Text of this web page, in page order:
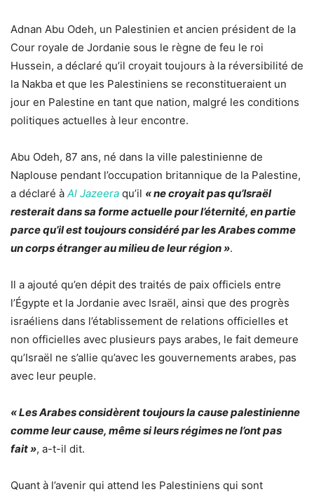
Adnan Abu Odeh, un Palestinien et ancien président de la
Cour royale de Jordanie sous le règne de feu le roi
Hussein, a déclaré qu’il croyait toujours à la réversibilité de
la Nakba et que les Palestiniens se reconstitueraient un
jour en Palestine en tant que nation, malgré les conditions
politiques actuelles à leur encontre.
Abu Odeh, 87 ans, né dans la ville palestinienne de
Naplouse pendant l’occupation britannique de la Palestine,
a déclaré à Al Jazeera qu’il « ne croyait pas qu’Israël
resterait dans sa forme actuelle pour l’éternité, en partie
parce qu’il est toujours considéré par les Arabes comme
un corps étranger au milieu de leur région ».
Il a ajouté qu’en dépit des traités de paix officiels entre
l’Égypte et la Jordanie avec Israël, ainsi que des progrès
israéliens dans l’établissement de relations officielles et
non officielles avec plusieurs pays arabes, le fait demeure
qu’Israël ne s’allie qu’avec les gouvernements arabes, pas
avec leur peuple.
« Les Arabes considèrent toujours la cause palestinienne
comme leur cause, même si leurs régimes ne l’ont pas
fait », a-t-il dit.
Quant à l’avenir qui attend les Palestiniens qui sont